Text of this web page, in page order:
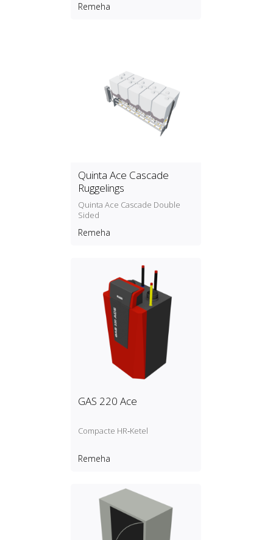
Remeha
Quinta Ace Cascade
Ruggelings
Quinta Ace Cascade Double
Sided
Remeha
GAS 220 Ace
Compacte HR‑Ketel
Remeha